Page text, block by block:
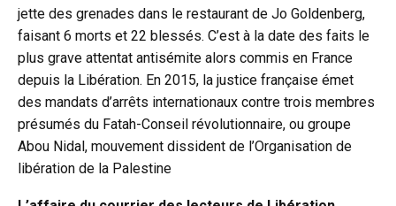
jette des grenades dans le restaurant de Jo Goldenberg,
faisant 6 morts et 22 blessés. C’est à la date des faits le
plus grave attentat antisémite alors commis en France
depuis la Libération. En 2015, la justice française émet
des mandats d’arrêts internationaux contre trois membres
présumés du Fatah-Conseil révolutionnaire, ou groupe
Abou Nidal, mouvement dissident de l’Organisation de
libération de la Palestine